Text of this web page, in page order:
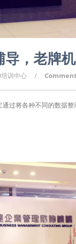
，老牌
培训中心 /
过将各种不同的数据整